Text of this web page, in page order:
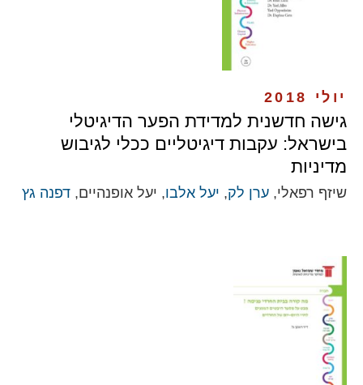
יולי 2018
גישה חדשנית למדידת הפער הדיגיטלי
בישראל: עקבות דיגיטליים ככלי לגיבוש
מדיניות
שיזף רפאלי, ערן לק, יעל אלבו, יעל אופנהיים, דפנה גץ